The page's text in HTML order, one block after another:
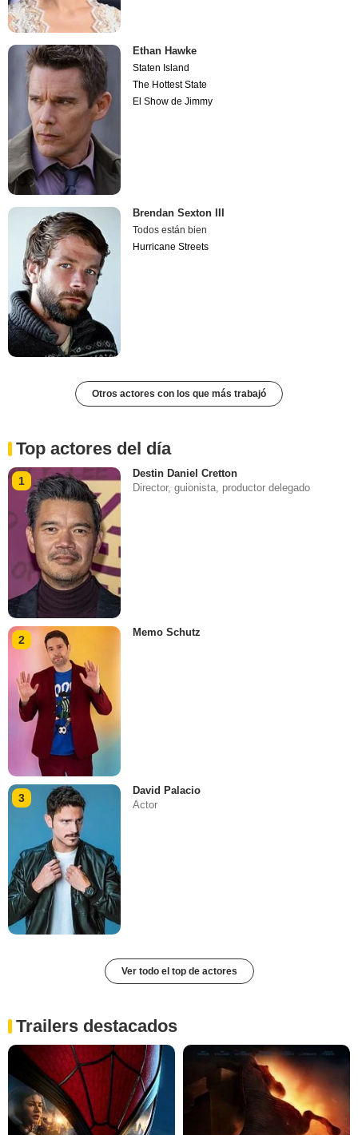
Ethan Hawke
Staten Island
The Hottest State
El Show de Jimmy
Brendan Sexton III
Todos están bien
Hurricane Streets
Otros actores con los que más trabajó
Top actores del día
1
Destin Daniel Cretton
Director, guionista, productor delegado
2
Memo Schutz
3
David Palacio
Actor
Ver todo el top de actores
Trailers destacados